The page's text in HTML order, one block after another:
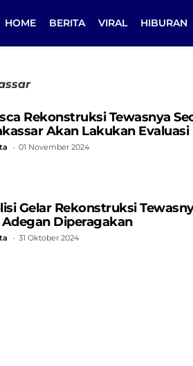
HOME BERITA VIRAL HIBURAN
Rekonstruksi Tewasnya
Akan Lakukan Evaluasi
01 November 2024
Gelar Rekonstruksi
Adegan Diperagakan
31 Oktober 2024